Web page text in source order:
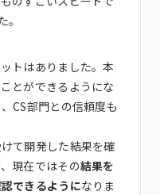
トはありました。本
とができるようにな
CS部門との信頼度も
て開発した結果を確
現在ではその結果を
できるようになりま